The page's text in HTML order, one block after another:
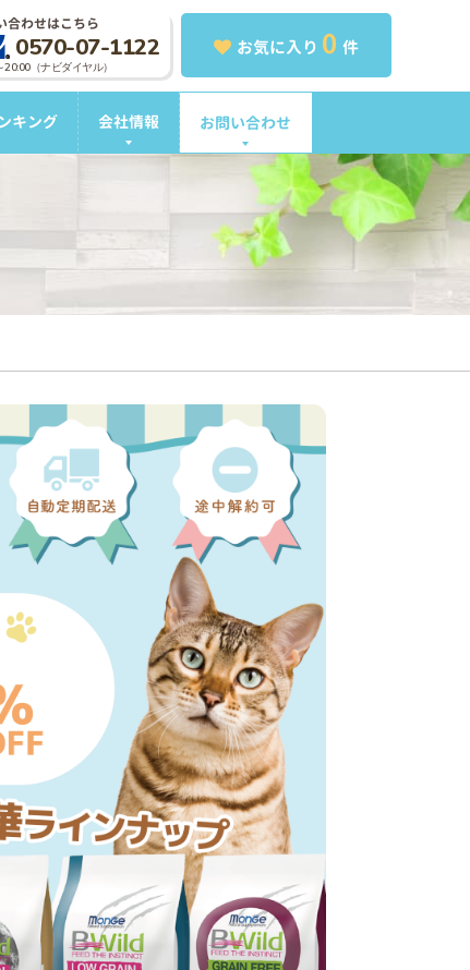
お気に入り 0 件
合わせはこちら
0570-07-1122
20:00（ナビダイヤル）
キング 会社情報 お問い合わせ